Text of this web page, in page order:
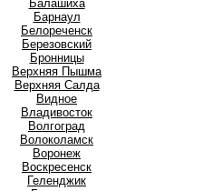
Балашиха
Барнаул
Белореченск
Березовский
Бронницы
Верхняя Пышма
Верхняя Салда
Видное
Владивосток
Волгоград
Волоколамск
Воронеж
Воскресенск
Геленджик